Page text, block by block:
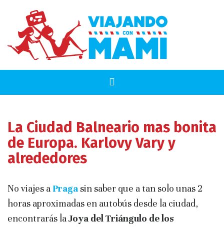
La Ciudad Balneario mas bonita
de Europa. Karlovy Vary y
alrededores
No viajes a Praga sin saber que a tan solo unas 2
horas aproximadas en autobús desde la ciudad,
encontrarás laJoya del Triángulo de los